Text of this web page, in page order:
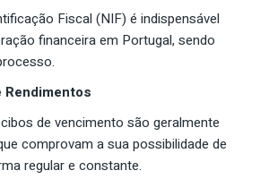
Fiscal (NIF) é indispensável
financeira em Portugal, sendo
Rendimentos
de vencimento são geralmente
comprovam a sua possibilidade de
regular e constante.